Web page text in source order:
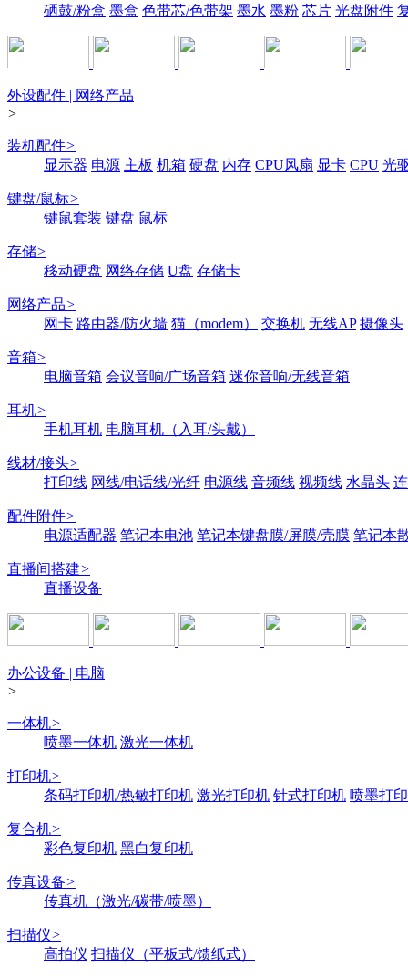
硒鼓/粉盒 墨盒 色带芯/色带架 墨水 墨粉 芯片 光盘附件
外设配件 | 网络产品
>
装机配件>
显示器 电源 主板 机箱 硬盘 内存 CPU风扇 显卡 CPU 光
键盘/鼠标>
键鼠套装 键盘 鼠标
存储>
移动硬盘 网络存储 U盘 存储卡
网络产品>
网卡 路由器/防火墙 猫（modem） 交换机 无线AP 摄像头
音箱>
电脑音箱 会议音响/广场音箱 迷你音响/无线音箱
耳机>
手机耳机 电脑耳机（入耳/头戴）
线材/接头>
打印线 网线/电话线/光纤 电源线 音频线 视频线 水晶头
配件附件>
电源适配器 笔记本电池 笔记本键盘膜/屏膜/壳膜 笔记本
直播间搭建>
直播设备
办公设备 | 电脑
>
一体机>
喷墨一体机 激光一体机
打印机>
条码打印机/热敏打印机 激光打印机 针式打印机 喷墨打
复合机>
彩色复印机 黑白复印机
传真设备>
传真机（激光/碳带/喷墨）
扫描仪>
高拍仪 扫描仪（平板式/馈纸式）